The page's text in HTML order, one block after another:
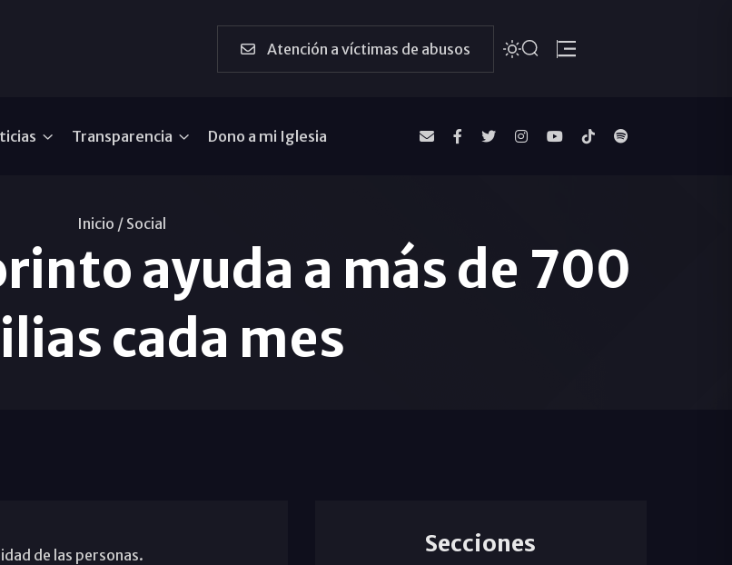
Atención a víctimas de abusos
Transparencia Dono a mi Iglesia
Inicio / Social
ayuda a más de 700
cada mes
de las personas. Secciones